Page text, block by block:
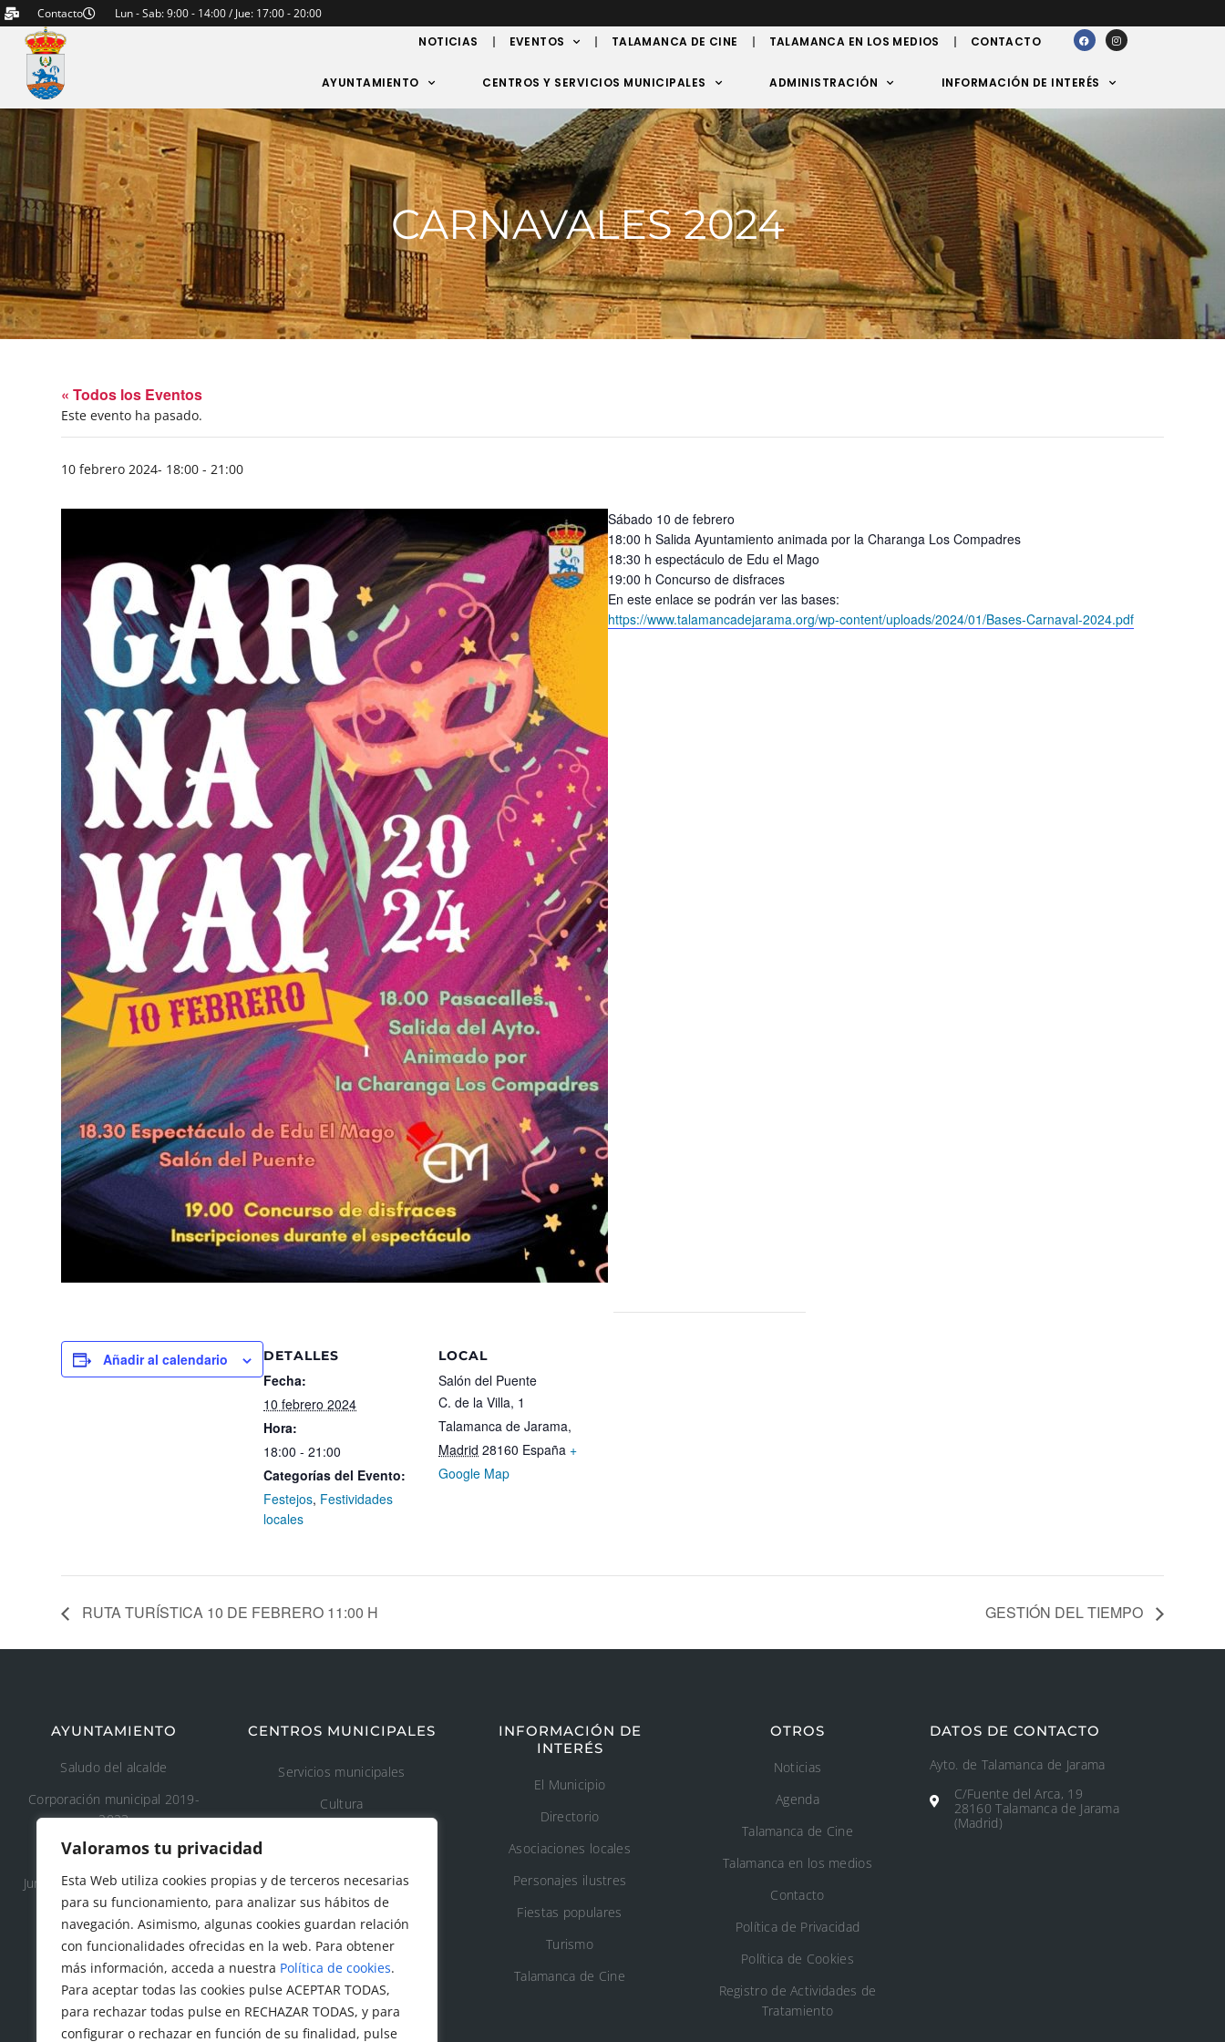
Valoramos tu privacidad
Esta Web utiliza cookies propias y de terceros necesarias
para su funcionamiento, para analizar sus hábitos de
navegación. Asimismo, algunas cookies guardan relación
con funcionalidades ofrecidas en la web. Para obtener
más información, acceda a nuestra Política de cookies.
Para aceptar todas las cookies pulse ACEPTAR TODAS,
para rechazar todas pulse en RECHAZAR TODAS, y para
configurar o rechazar en función de su finalidad, pulse
Contacto
Lun - Sab: 9:00 - 14:00 / Jue: 17:00 - 20:00
NOTICIAS
EVENTOS TALAMANCA DE CINE TALAMANCA EN LOS MEDIOS CONTACTO
AYUNTAMIENTO CENTROS Y SERVICIOS MUNICIPALES ADMINISTRACIÓN INFORMACIÓN DE INTERÉS
CARNAVALES 2024
« Todos los Eventos
Este evento ha pasado.
10 febrero 2024- 18:00 - 21:00
Sábado 10 de febrero
18:00 h Salida Ayuntamiento animada por la Charanga Los Compadres
18:30 h espectáculo de Edu el Mago
19:00 h Concurso de disfraces
En este enlace se podrán ver las bases:
https://www.talamancadejarama.org/wp-content/uploads/2024/01/Bases-Carnaval-2024.pdf
Añadir al calendario DETALLES
Fecha:
10 febrero 2024
Hora:
18:00 - 21:00
Categorías del Evento:
Festejos, Festividades
locales
LOCAL
Salón del Puente
C. de la Villa, 1
Talamanca de Jarama,
Madrid 28160 España +
Google Map
RUTA TURÍSTICA 10 DE FEBRERO 11:00 H GESTIÓN DEL TIEMPO
AYUNTAMIENTO
Saludo del alcalde
Corporación municipal 2019-
2023
Concejalía 2019-2023
Junta de Gobierno Local 2019-
2023
CENTROS MUNICIPALES
Servicios municipales
Cultura
Áreas recreativas
Medio ambiente
Tanatorio y cementerio
municipal
Protección civil
INFORMACIÓN DE
INTERÉS
El Municipio
Directorio
Asociaciones locales
Personajes ilustres
Fiestas populares
Turismo
Talamanca de Cine
OTROS
Noticias
Agenda
Talamanca de Cine
Talamanca en los medios
Contacto
Política de Privacidad
Política de Cookies
Registro de Actividades de
Tratamiento
DATOS DE CONTACTO
Ayto. de Talamanca de Jarama
C/Fuente del Arca, 19
28160 Talamanca de Jarama
(Madrid)